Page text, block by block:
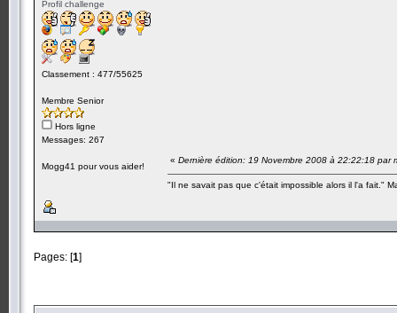
Profil challenge
Classement : 477/55625
Membre Senior
Hors ligne
Messages: 267
Mogg41 pour vous aider!
« Dernière édition: 19 Novembre 2008 à 22:22:18 par
"Il ne savait pas que c'était impossible alors il l'a fait."
Pages: [1]